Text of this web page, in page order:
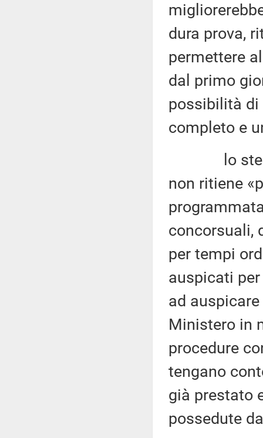
dura prova,
permettere
dal primo
possibilità di
completo e
lo stesso
non ritiene
concorsuali,
per tempi
auspicati
ad
Ministero in
procedure
tengano
già prestato
possedute